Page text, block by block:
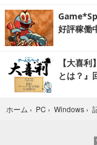
好評稼働
【大喜
とは？』
ホーム › PC › Windows ›